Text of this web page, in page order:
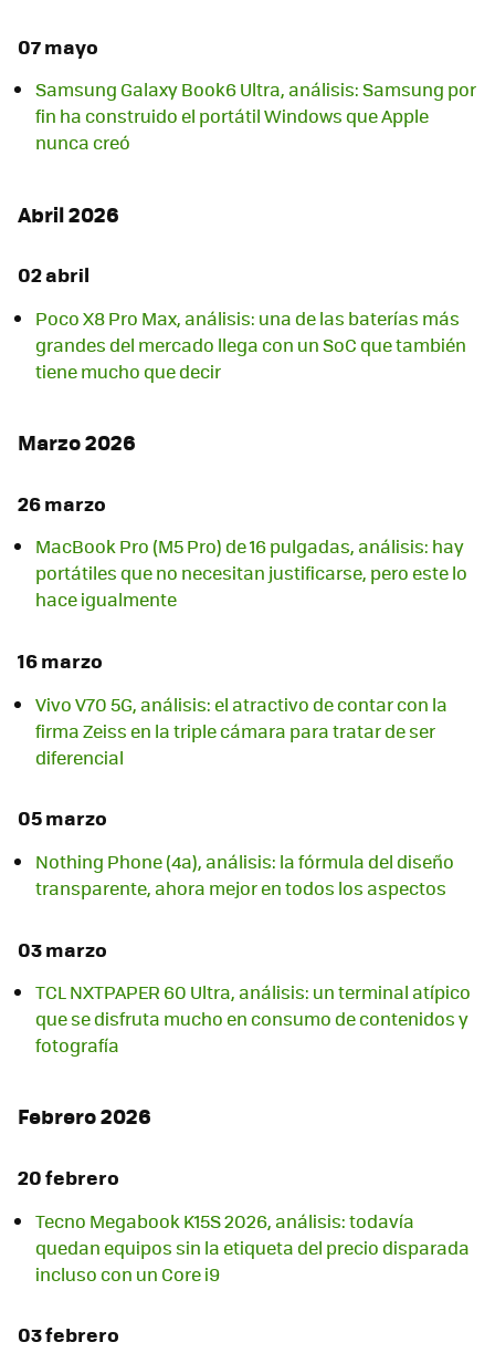
07 mayo
Samsung Galaxy Book6 Ultra, análisis: Samsung por
fin ha construido el portátil Windows que Apple
nunca creó
Abril 2026
02 abril
Poco X8 Pro Max, análisis: una de las baterías más
grandes del mercado llega con un SoC que también
tiene mucho que decir
Marzo 2026
26 marzo
MacBook Pro (M5 Pro) de 16 pulgadas, análisis: hay
portátiles que no necesitan justificarse, pero este lo
hace igualmente
16 marzo
Vivo V70 5G, análisis: el atractivo de contar con la
firma Zeiss en la triple cámara para tratar de ser
diferencial
05 marzo
Nothing Phone (4a), análisis: la fórmula del diseño
transparente, ahora mejor en todos los aspectos
03 marzo
TCL NXTPAPER 60 Ultra, análisis: un terminal atípico
que se disfruta mucho en consumo de contenidos y
fotografía
Febrero 2026
20 febrero
Tecno Megabook K15S 2026, análisis: todavía
quedan equipos sin la etiqueta del precio disparada
incluso con un Core i9
03 febrero